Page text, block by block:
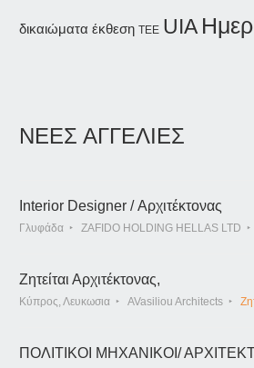
δικαιώματα έκθεση ΤΕΕ UIA
ΝΕΕΣ ΑΓΓΕΛΙΕΣ
Interior Designer / Αρχιτέκτονας
Γλυφάδα ZAFIDO HOLDING HELLAS LTD
Ζητείται Αρχιτέκτονας,
Κύπρος, Λευκωσια AVasiliou Architects
ΠΟΛΙΤΙΚΟΙ ΜΗΧΑΝΙΚΟΙ/